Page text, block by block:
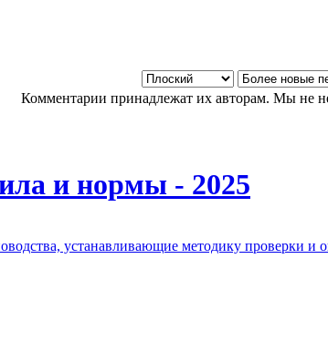
Комментарии принадлежат их авторам. Мы не
и нормы - 2025
устанавливающие методику проверки